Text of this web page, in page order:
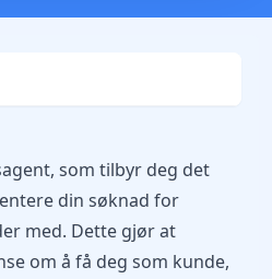
som tilbyr deg det
din søknad for
med. Dette gjør at
om å få deg som kunde,